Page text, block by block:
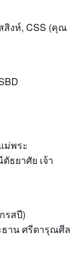
สิงห์, CSS (คุณ
ม่พระ
ยาศัย เจ้า
รสปี)
าน ศรีดารุณศีล